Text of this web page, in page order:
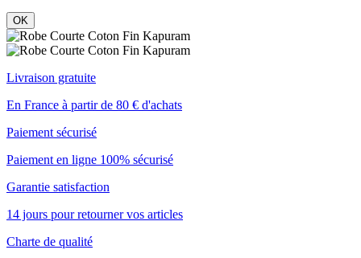
OK
Livraison gratuite
En France à partir de 80 € d'achats
Paiement sécurisé
Paiement en ligne 100% sécurisé
Garantie satisfaction
14 jours pour retourner vos articles
Charte de qualité